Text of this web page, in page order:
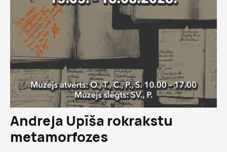
Andreja Upīša rokrakstu
metamorfozes